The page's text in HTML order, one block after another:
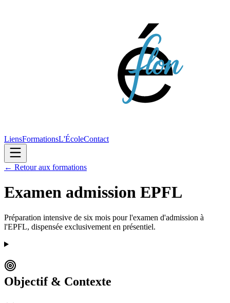
LiensFormationsL'ÉcoleContact
← Retour aux formations
Examen admission EPFL
Préparation intensive de six mois pour l'examen d'admission à
l'EPFL, dispensée exclusivement en présentiel.
Objectif & Contexte